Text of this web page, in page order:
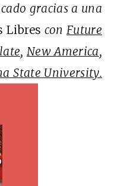
gracias a una
Libres con Future
, New America,
State University.